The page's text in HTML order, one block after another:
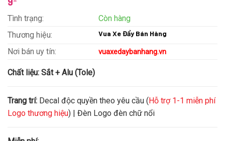
Tình trạng:
Còn hàng
Thương hiệu:
Vua Xe Đẩy Bán Hàng
Nơi bán uy tín: vuaxedaybanhang.vn
Chất liệu: Sắt + Alu (Tole)
Trang trí: Decal độc quyền theo yêu cầu (Hỗ trợ 1-1 miễn phí
Logo thương hiệu) | Đèn Logo đèn chữ nổi